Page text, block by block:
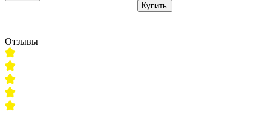
Купить
Отзывы